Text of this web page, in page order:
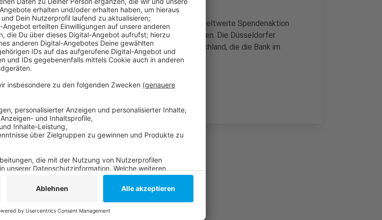
Bank hatte zusammen mit ihren Mitarbeitern eine weltweite Spendenaktion
um wohnungslose Menschen in der Krise zu unterstützen. Die Düsseldorfer
ist eins von zwölf gemeinnützigen Projekten in Deutschland, die die Bank im
ihrer Corona-Hilfsaktion finanziell unterstützt.